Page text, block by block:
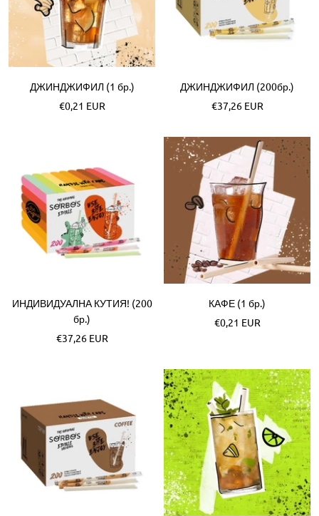
ДЖИНДЖИФИЛ (1 бр.)
Akční
€0,21 EUR
ДЖИНДЖИФИЛ (200бр.)
Akční
€37,26 EUR
ИНДИВИДУАЛНА КУТИЯ! (200
бр.)
Akční
€37,26 EUR
КАФЕ (1 бр.)
Akční
€0,21 EUR